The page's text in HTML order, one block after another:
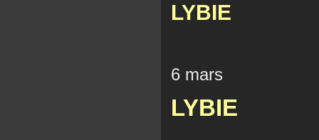
LYBIE
6 mars
LYBIE